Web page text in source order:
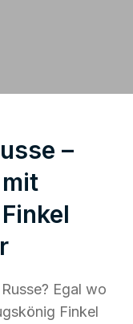
–
Egal wo
Finkel